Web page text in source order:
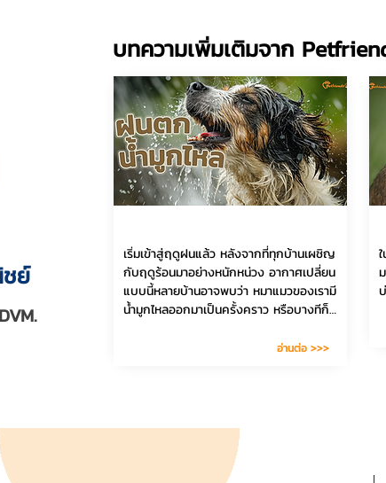
ย์
บทความเพิ่มเติมจาก
เริ่มเข้าสู่ฤดูฝนแล้ว หลังจากที่ทุกบ้านเผชิญ
กับฤดูร้อนมาอย่างหนักหน่วง อากาศเปลี่ยน
แบบนี้หลายบ้านอาจพบว่า หมาแมวของเรามี
น้ำมูกไหลออกมาเป็นครั้งคราว หรือบางทีก็
อะไรในใจอยู่ หมอขอเดาว่าคุณต้องคิดว่า
อ่านต่อ >>>